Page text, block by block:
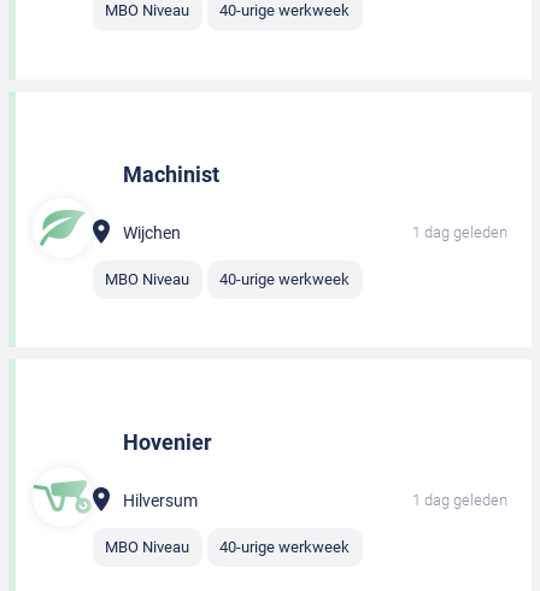
MBO Niveau 40-urige werkweek
Machinist
Wijchen 1 dag geleden
MBO Niveau 40-urige werkweek
Hovenier
Hilversum 1 dag geleden
MBO Niveau 40-urige werkweek